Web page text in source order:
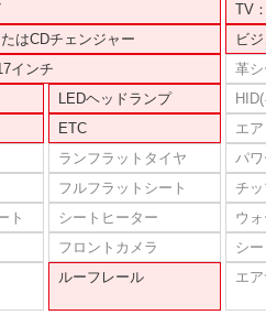
TV
はCDチェンジャー
ビ
インチ
革シ
LEDヘッドランプ
ETC エア
ランフラットタイヤ パワ
フルフラットシート チッ
ト
シートヒーター ウ
フロントカメラ シ
ルーフレール エ